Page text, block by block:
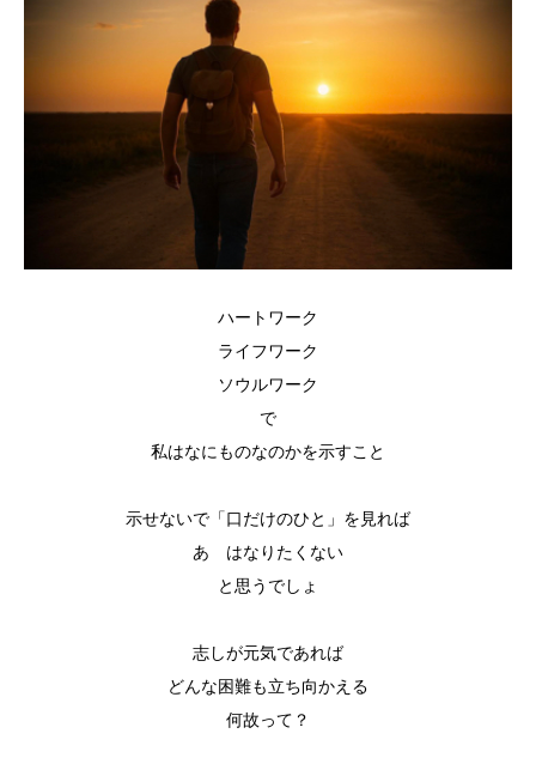
ハートワーク
ライフワーク
ソウルワーク
で
私はなにものなのかを示すこと
示せないで「口だけのひと」を見れば
あゝはなりたくない
と思うでしょ
志しが元気であれば
どんな困難も立ち向かえる
何故って？